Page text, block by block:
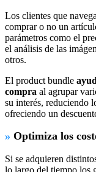
Los clientes que
comprar o no un
parámetros como el
el análisis de las
otros.
El product bundle
compra al agrupar
su interés, reduciendo
ofreciendo un
» Optimiza los
Si se adquieren
lo largo del tiempo los